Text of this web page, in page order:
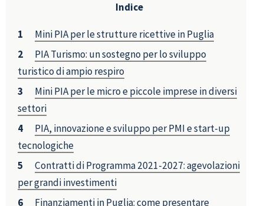
Indice
Mini PIA per le strutture ricettive in Puglia
PIA Turismo: un sostegno per lo sviluppo
turistico di ampio respiro
Mini PIA per le micro e piccole imprese in diversi
settori
PIA, innovazione e sviluppo per PMI e start-up
tecnologiche
Contratti di Programma 2021-2027: agevolazioni
per grandi investimenti
Finanziamenti in Puglia: come presentare